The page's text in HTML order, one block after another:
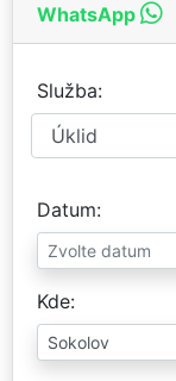
WhatsApp
Služba
Datum
Kde